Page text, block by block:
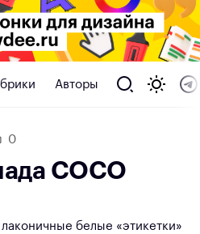
Авторы
0
COCO
белые «этикетки»